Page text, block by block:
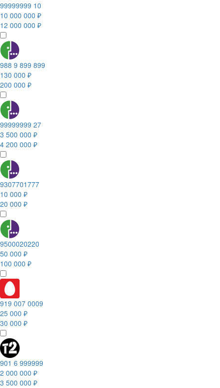
99999999 10
10 000 000 ₽
12 000 000 ₽
988 9 899 899
130 000 ₽
200 000 ₽
99999999 27
3 500 000 ₽
4 200 000 ₽
9307701777
10 000 ₽
20 000 ₽
9500020220
50 000 ₽
100 000 ₽
919 007 0009
25 000 ₽
30 000 ₽
901 6 999999
2 000 000 ₽
3 500 000 ₽